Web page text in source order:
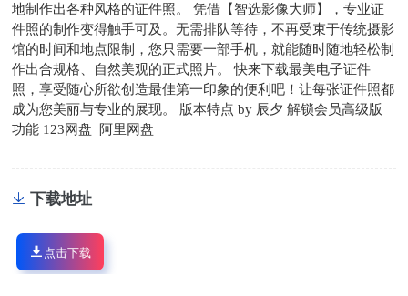
地制作出各种风格的证件照。 凭借【智选影像大师】，专业证
件照的制作变得触手可及。无需排队等待，不再受束于传统摄影
馆的时间和地点限制，您只需要一部手机，就能随时随地轻松制
作出合规格、自然美观的正式照片。 快来下载最美电子证件
照，享受随心所欲创造最佳第一印象的便利吧！让每张证件照都
成为您美丽与专业的展现。 版本特点 by 辰夕 解锁会员高级版
功能 123网盘 阿里网盘
下载地址
点击下载